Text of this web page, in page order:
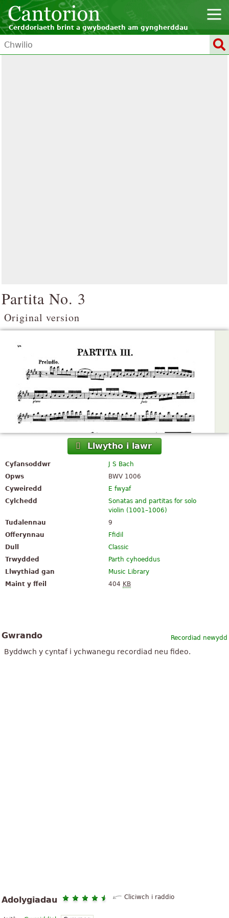
Cerddoriaeth brint a gwybodaeth am gyngherddau
Partita No. 3
Original version
Llwytho i lawr
Cyfansoddwr
J S Bach
Opws
BWV 1006
Cyweiredd
E fwyaf
Cylchedd
Sonatas and partitas for solo
violin (1001–1006)
Tudalennau
9
Offerynnau
Ffidil
Dull
Classic
Trwydded
Parth cyhoeddus
Llwythiad gan
Music Library
Maint y ffeil
404 KB
Recordiad newydd
Gwrando
Byddwch y cyntaf i ychwanegu recordiad neu fideo.
Adolygiadau Cliciwch i raddio